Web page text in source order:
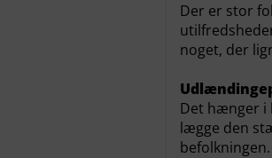
Der er stor
noget, der
Det hænger i
lægge den
befolkningen.